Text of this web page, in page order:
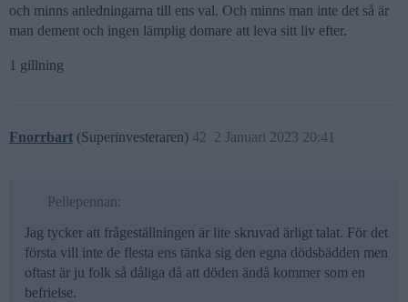
och minns anledningarna till ens val. Och minns man inte det så är
man dement och ingen lämplig domare att leva sitt liv efter.
1 gillning
Fnorrbart (Superinvesteraren) 2 Januari 2023 20:41
42
Pellepennan:
Jag tycker att frågeställningen är lite skruvad ärligt talat. För det
första vill inte de flesta ens tänka sig den egna dödsbädden men
oftast är ju folk så dåliga då att döden ändå kommer som en
befrielse.